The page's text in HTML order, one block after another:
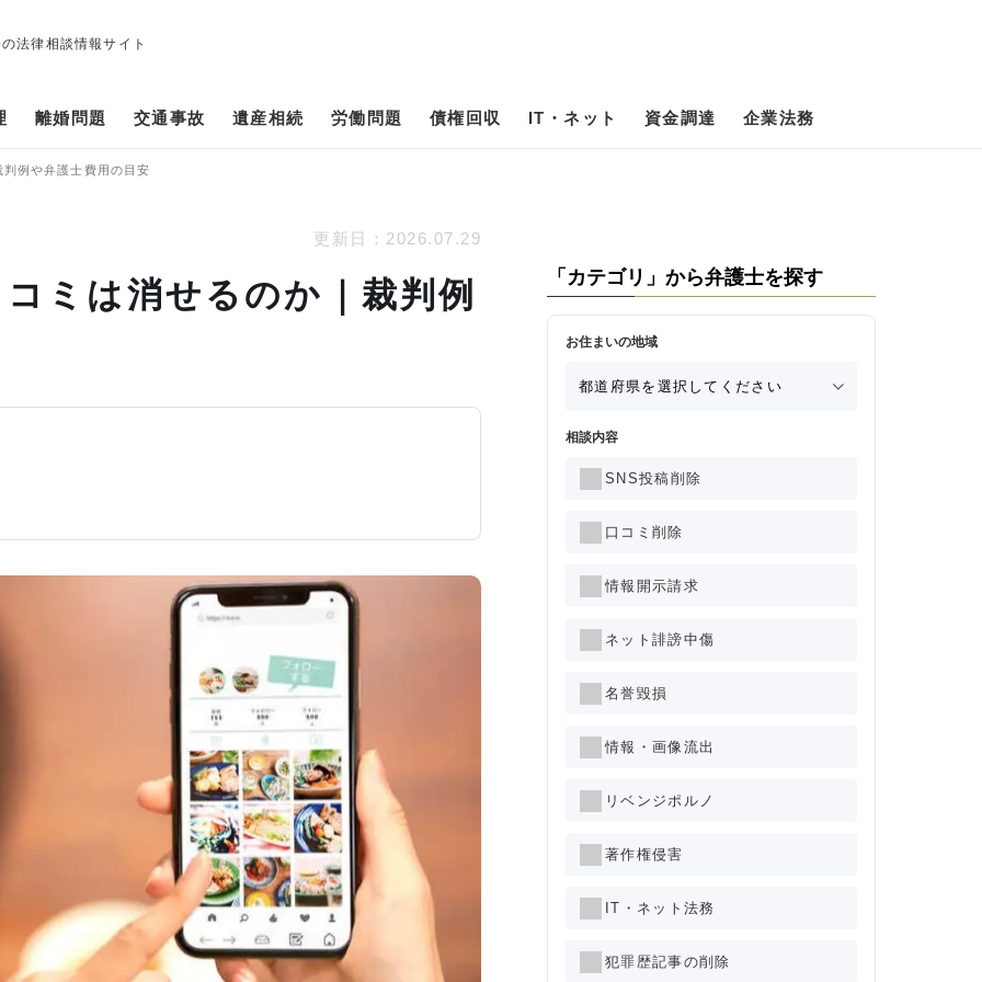
法律相談情報サイト
離婚問題 交通事故 遺産相続 労働問題 債権回収 IT・ネット 資金調達 企業法務
例や弁護士費用の目安
更新日： 2026.07.29
ミは消せるのか｜裁判例 「カテゴリ」から弁護士を探す
お住まいの地域
相談内容
SNS投稿削除
口コミ削除
情報開示請求
ネット誹謗中傷
名誉毀損
情報・画像流出
リベンジポルノ
著作権侵害
IT・ネット法務
犯罪歴記事の削除